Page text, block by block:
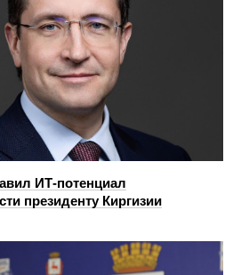
ИТ-потенциал
президенту Киргизии